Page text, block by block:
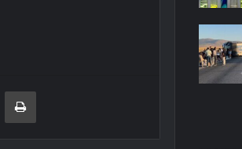
E-Posta ile paylaş Yazdır